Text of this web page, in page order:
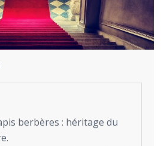
berbères : héritage du